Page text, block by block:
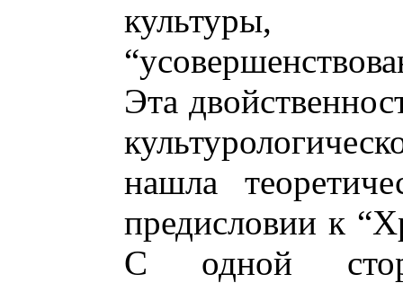
культуры,
Эта
нашла
предисловии к
С одной